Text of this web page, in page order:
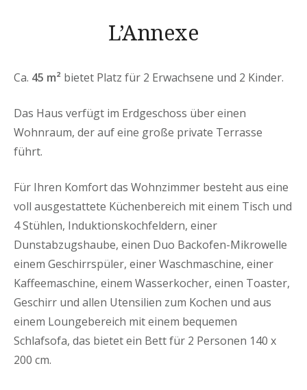
L’Annexe
Ca. 45 m² bietet Platz für 2 Erwachsene und 2 Kinder.
Das Haus verfügt im Erdgeschoss über einen
Wohnraum, der auf eine große private Terrasse
führt.
Für Ihren Komfort das Wohnzimmer besteht aus eine
voll ausgestattete Küchenbereich mit einem Tisch und
4 Stühlen, Induktionskochfeldern, einer
Dunstabzugshaube, einen Duo Backofen-Mikrowelle
einem Geschirrspüler, einer Waschmaschine, einer
Kaffeemaschine, einem Wasserkocher, einen Toaster,
Geschirr und allen Utensilien zum Kochen und aus
einem Loungebereich mit einem bequemen
Schlafsofa, das bietet ein Bett für 2 Personen 140 x
200 cm.